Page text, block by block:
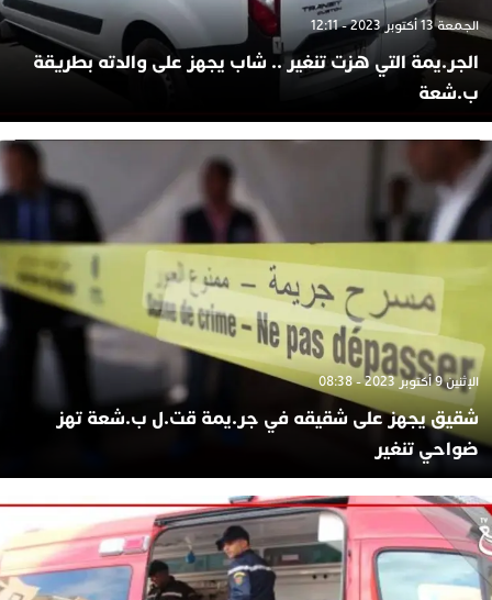
الجمعة 13 أكتوبر 2023 - 12:11
الجر.يمة التي هزت تنغير .. شاب يجهز على والدته بطريقة
ب.شعة
الإثنين 9 أكتوبر 2023 - 08:38
شقيق يجهز على شقيقه في جر.يمة قت.ل ب.شعة تهز
ضواحي تنغير